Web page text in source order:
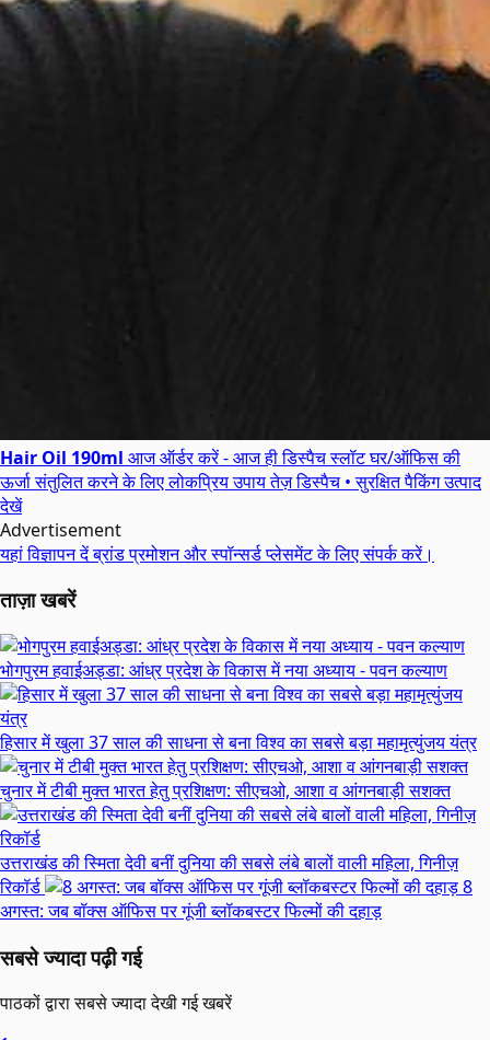
Hair Oil 190ml आज ऑर्डर करें - आज ही डिस्पैच स्लॉटघर/ऑफिस की
ऊर्जा संतुलित करने के लिए लोकप्रिय उपायतेज़ डिस्पैच • सुरक्षित पैकिंगउत्पाद
देखें
Advertisement
यहां विज्ञापन देंब्रांड प्रमोशन और स्पॉन्सर्ड प्लेसमेंट के लिए संपर्क करें।
ताज़ा खबरें
भोगपुरम हवाईअड्डा: आंध्र प्रदेश के विकास में नया अध्याय - पवन कल्याण
हिसार में खुला 37 साल की साधना से बना विश्व का सबसे बड़ा महामृत्युंजय यंत्र
चुनार में टीबी मुक्त भारत हेतु प्रशिक्षण: सीएचओ, आशा व आंगनबाड़ी सशक्त
उत्तराखंड की स्मिता देवी बनीं दुनिया की सबसे लंबे बालों वाली महिला, गिनीज़
रिकॉर्ड
8
अगस्त: जब बॉक्स ऑफिस पर गूंजी ब्लॉकबस्टर फिल्मों की दहाड़
सबसे ज्यादा पढ़ी गई
पाठकों द्वारा सबसे ज्यादा देखी गई खबरें